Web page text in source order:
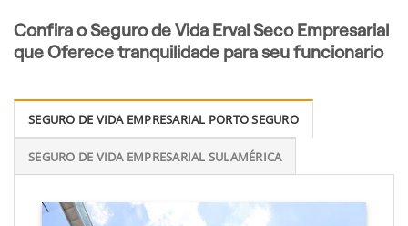
Confira o Seguro de Vida Erval Seco Empresarial
que Oferece tranquilidade para seu funcionario
SEGURO DE VIDA EMPRESARIAL PORTO SEGURO
SEGURO DE VIDA EMPRESARIAL SULAMÉRICA